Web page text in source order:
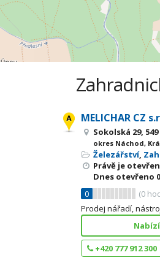
MELICHAR CZ
Sokolská 29,
okres Náchod,
Železářství,
Právě je
Dnes otevřeno
0
(0
Prodej nářadí,
+420 777 912 300